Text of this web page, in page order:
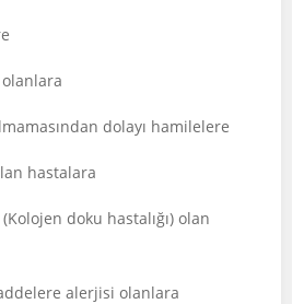
dolayı hamilelere
hastalara
doku hastalığı) olan
alerjisi olanlara